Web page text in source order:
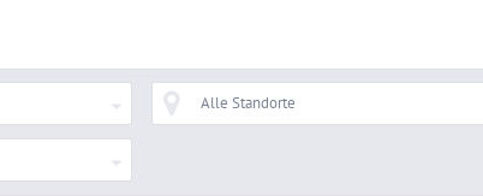
Alle Standorte